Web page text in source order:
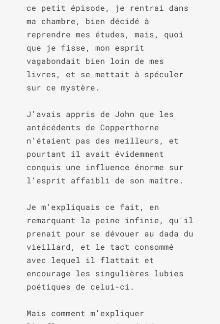
ce petit épisode, je rentrai dans
ma chambre, bien décidé à
reprendre mes études, mais, quoi
que je fisse, mon esprit
vagabondait bien loin de mes
livres, et se mettait à spéculer
sur ce mystère.
J'avais appris de John que les
antécédents de Copperthorne
n'étaient pas des meilleurs, et
pourtant il avait évidemment
conquis une influence énorme sur
l'esprit affaibli de son maître.
Je m'expliquais ce fait, en
remarquant la peine infinie, qu'il
prenait pour se dévouer au dada du
vieillard, et le tact consommé
avec lequel il flattait et
encourage les singulières lubies
poétiques de celui-ci.
Mais comment m'expliquer